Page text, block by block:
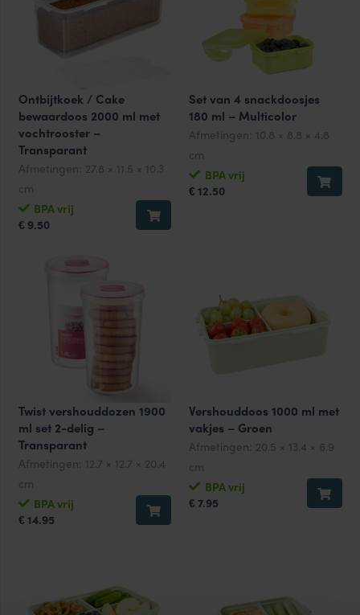
Ontbijtkoek / Cake
bewaardoos 2000 ml met
vochtrooster –
Transparant
Afmetingen: 27.8 × 11.5 × 10.3
cm
BPA vrij
€ 9.50
Set van 4 snackdoosjes
180 ml – Multicolor
Afmetingen:
10.8 × 8.8 × 4.8
cm
BPA vrij
€ 12.50
Twist vershouddozen 1900
ml set 2-delig –
Transparant
Afmetingen:
12.7 × 12.7 × 20.4
cm
BPA vrij
€ 14.95
Vershouddoos 1000 ml met
vakjes – Groen
Afmetingen: 20.5 × 13.4 × 6.9
cm
BPA vrij
€ 7.95